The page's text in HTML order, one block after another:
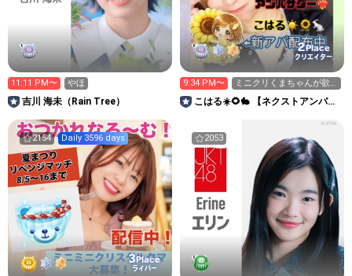
11:11 PM〜 やほ
吉川 海未（Rain Tree）
2Place
クリエイター
9:34 PM〜
ミニクリくまちゃんが欲
しい🧸💎長時間予定！
こはる☀️🌻🐇 【ネクストアンバサ
2154 Daily 3596 days
3Place
ライバー
2053